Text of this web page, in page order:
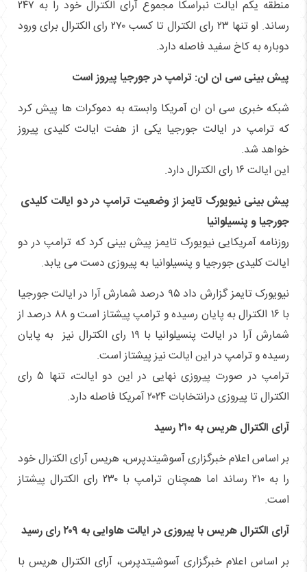
منطقه یکم ایالت نبراسکا مجموع آرای الکترال خود را به ۲۴۷
رساند. او تنها ۲۳ رای الکترال تا کسب ۲۷۰ رای الکترال برای ورود
دوباره به کاخ سفید فاصله دارد.
پیش بینی سی‌ ان‌ ان: ترامپ در جورجیا پیروز است
شبکه خبری سی ان ان آمریکا وابسته به دموکرات ها پیش کرد
که ترامپ در ایالت جورجیا یکی از هفت ایالت کلیدی پیروز
خواهد شد.
این ایالت ۱۶ رای الکترال دارد.
پیش بینی نیویورک تایمز از وضعیت ترامپ در دو ایالت کلیدی
جورجیا و پنسیلوانیا
روزنامه آمریکایی نیویورک ‌تایمز پیش بینی کرد که ترامپ در دو
ایالت کلیدی جورجیا و پنسیلوانیا به پیروزی دست می یابد.
نیویورک تایمز گزارش داد ۹۵ درصد شمارش آرا در ایالت جورجیا
با ۱۶ الکترال به پایان رسیده و ترامپ پیشتاز است و ۸۸ درصد از
شمارش آرا در ایالت پنسیلوانیا با ۱۹ رای الکترال نیز به پایان
رسیده و ترامپ در این ایالت نیز پیشتاز است.
ترامپ در صورت پیروزی نهایی در این دو ایالت، تنها ۵ رای
الکترال تا پیروزی درانتخابات ۲۰۲۴ آمریکا فاصله دارد.
آرای الکترال هریس به ۲۱۰ رسید
بر اساس اعلام خبرگزاری آسوشیتدپرس، هریس آرای الکترال خود
را به ۲۱۰ رساند اما همچنان ترامپ با ۲۳۰ رای الکترال پیشتاز
است.
آرای الکترال هریس با پیروزی در ایالت هاوایی به ۲۰۹ رای رسید
بر اساس اعلام خبرگزاری آسوشیتدپرس، آرای الکترال هریس با